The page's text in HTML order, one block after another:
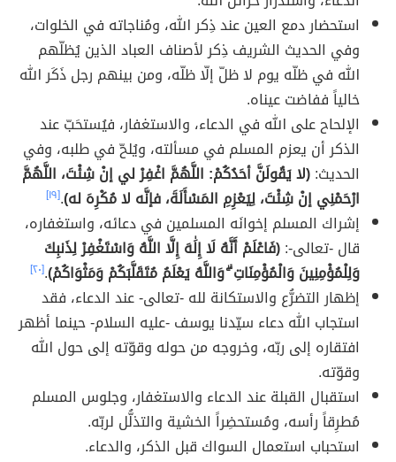
استحضار دمع العين عند ذِكر الله، ومُناجاته في الخلوات،
وفي الحديث الشريف ذِكر لأصناف العباد الذين يُظلّهم
الله في ظلّه يوم لا ظلّ إلّا ظلّه، ومن بينهم رجل ذَكَر الله
خالياً ففاضت عيناه.
الإلحاح على الله في الدعاء، والاستغفار، فيُستحَبّ عند
الذكر أن يعزم المسلم في مسألته، ويُلحّ في طلبه، وفي
الحديث:(لا يَقُولَنَّ أحَدُكُمْ: اللَّهُمَّ اغْفِرْ لي إنْ شِئْتَ، اللَّهُمَّ
ارْحَمْنِي إنْ شِئْتَ، لِيَعْزِمِ المَسْأَلَةَ، فإنَّه لا مُكْرِهَ له).[١٩]
إشراك المسلم إخوانَه المسلمين في دعائه، واستغفاره،
قال -تعالى-:(فَاعْلَمْ أَنَّهُ لَا إِلَٰهَ إِلَّا اللَّهُ وَاسْتَغْفِرْ لِذَنبِكَ
وَلِلْمُؤْمِنِينَ وَالْمُؤْمِنَاتِ ۗ وَاللَّهُ يَعْلَمُ مُتَقَلَّبَكُمْ وَمَثْوَاكُمْ).[٢٠]
إظهار التضرُّع والاستكانة لله -تعالى- عند الدعاء، فقد
استجاب الله دعاء سيّدنا يوسف -عليه السلام- حينما أظهر
افتقاره إلى ربّه، وخروجه من حوله وقوّته إلى حول الله
وقوّته.
استقبال القبلة عند الدعاء والاستغفار، وجلوس المسلم
مُطرِقاً رأسه، ومُستحضِراً الخشية والتذلُّل لربّه.
استحباب استعمال السواك قبل الذكر، والدعاء.